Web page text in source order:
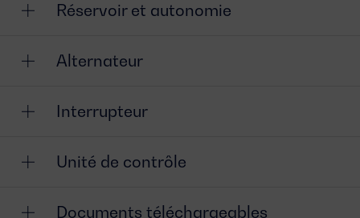
Réservoir et autonomie
Alternateur
Interrupteur
Unité de contrôle
Documents téléchargeables